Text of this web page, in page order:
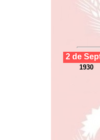
2 de
1930